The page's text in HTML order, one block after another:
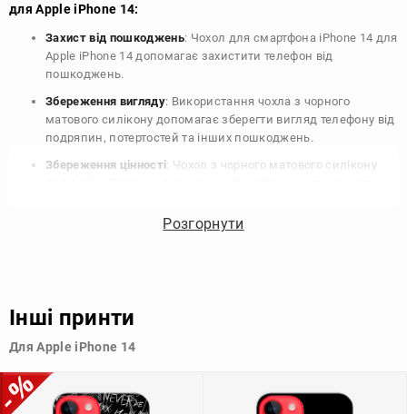
для Apple iPhone 14:
Захист від пошкоджень: Чохол для смартфона iPhone 14 для
Apple iPhone 14 допомагає захистити телефон від
пошкоджень.
Збереження вигляду: Використання чохла з чорного
матового силікону допомагає зберегти вигляд телефону від
подряпин, потертостей та інших пошкоджень.
Збереження цінності: Чохол з чорного матового силікону
продати свій пристрій в майбутньому.
Узагалі, чохол для телефону - це дуже корисний аксесуар, який
допомагає захистити ваш пристрій, зберегти його цінність і
Розгорнути
Інші принти
Для Apple iPhone 14